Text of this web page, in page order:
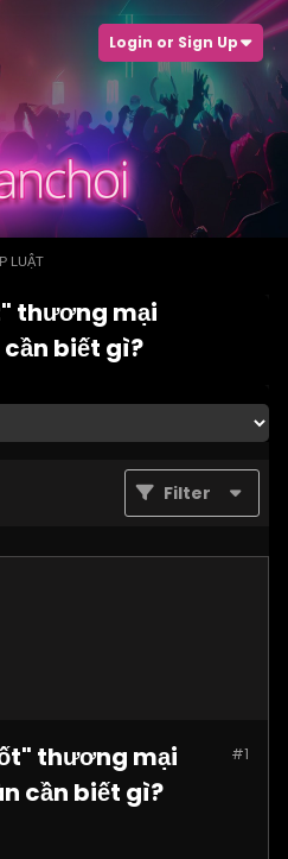
Login or Sign Up
LUẬT
thương mại
biết gì?
Filter
#1
thương mại
cần biết gì?